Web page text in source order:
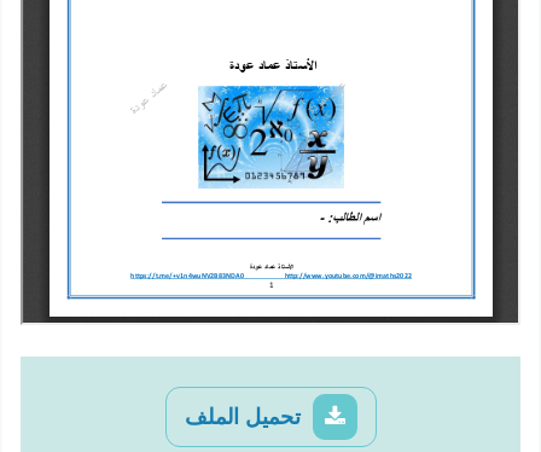
تحميل الملف